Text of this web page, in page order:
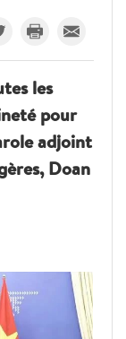
les
pour
adjoint
Doan